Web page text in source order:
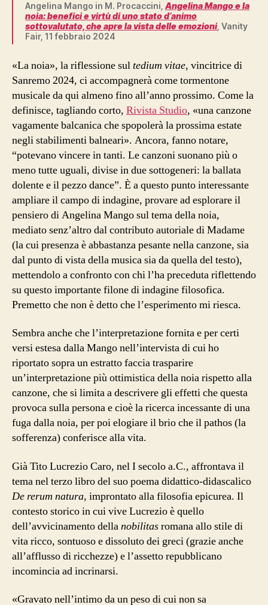
Angelina Mango in M. Procaccini, Angelina Mango e la
noia: benefici e virtù di uno stato d’animo
sottovalutato, che apre la vista delle emozioni, Vanity
Fair, 11 febbraio 2024
«La noia», la riflessione sultedium vitae, vincitrice di
Sanremo 2024, ci accompagnerà come tormentone
musicale da qui almeno fino all’anno prossimo. Come la
definisce, tagliando corto, Rivista Studio, «una canzone
vagamente balcanica che spopolerà la prossima estate
negli stabilimenti balneari». Ancora, fanno notare,
“potevano vincere in tanti. Le canzoni suonano più o
meno tutte uguali, divise in due sottogeneri: la ballata
dolente e il pezzo dance”. È a questo punto interessante
ampliare il campo di indagine, provare ad esplorare il
pensiero di Angelina Mango sul tema della noia,
mediato senz’altro dal contributo autoriale di Madame
(la cui presenza è abbastanza pesante nella canzone, sia
dal punto di vista della musica sia da quella del testo),
mettendolo a confronto con chi l’ha preceduta riflettendo
su questo importante filone di indagine filosofica.
Premetto che non è detto che l’esperimento mi riesca.
Sembra anche che l’interpretazione fornita e per certi
versi estesa dalla Mango nell’intervista di cui ho
riportato sopra un estratto faccia trasparire
un’interpretazione più ottimistica della noia rispetto alla
canzone, che si limita a descrivere gli effetti che questa
provoca sulla persona e cioè la ricerca incessante di una
fuga dalla noia, per poi elogiare il brio che il pathos (la
sofferenza) conferisce alla vita.
Già Tito Lucrezio Caro, nel I secolo a.C., affrontava il
tema nel terzo libro del suo poema didattico-didascalico
De rerum natura, improntato alla filosofia epicurea. Il
contesto storico in cui vive Lucrezio è quello
dell’avvicinamento dellanobilitasromana allo stile di
vita ricco, sontuoso e dissoluto dei greci (grazie anche
all’afflusso di ricchezze) e l’assetto repubblicano
incomincia ad incrinarsi.
«Gravato nell’intimo da un peso di cui non sa